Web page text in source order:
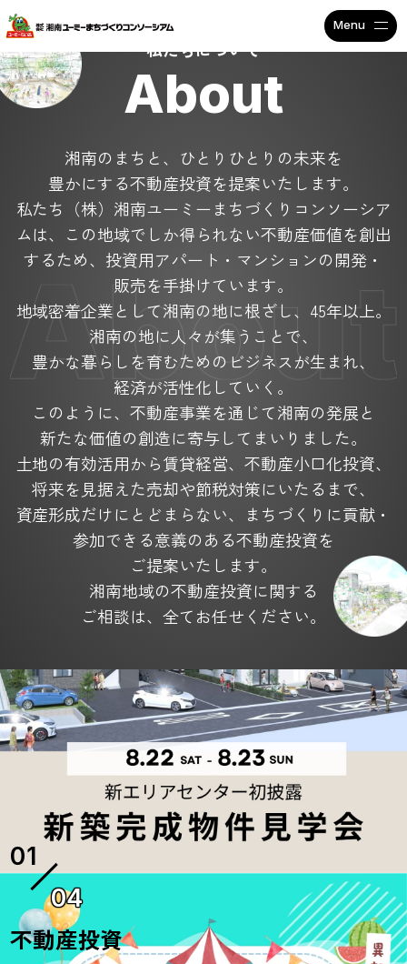
不動産投資で安定収入な
私たちについて
About
湘南のまちと、ひとりひとりの未来を
豊かにする不動産投資を提案いたします。
私たち（株）湘南ユーミーまちづくりコンソーシア
ムは、 この地域でしか得られない不動産価値を創出
するため、 投資用アパート・マンションの開発・
販売を手掛けています。
地域密着企業として湘南の地に根ざし、45年以上。
湘南の地に人々が集うことで、
豊かな暮らしを育むためのビジネスが生まれ、
経済が活性化していく。
このように、不動産事業を通じて湘南の発展と
新たな価値の創造に寄与してまいりました。
土地の有効活用から賃貸経営、不動産小口化投資、
将来を見据えた売却や節税対策にいたるまで、
資産形成だけにとどまらない、
まちづくりに貢献・
参加できる意義のある不動産投資を
ご提案いたします。
湘南地域の不動産投資に関する
ご相談は、全てお任せください。
4つの充実サービス
Service
04
不動産投資